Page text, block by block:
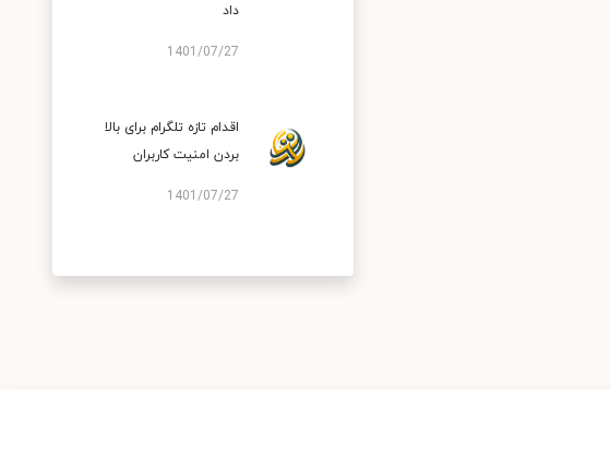
داد
1401/07/27
اقدام تازه تلگرام برای بالا
بردن امنیت کاربران
1401/07/27